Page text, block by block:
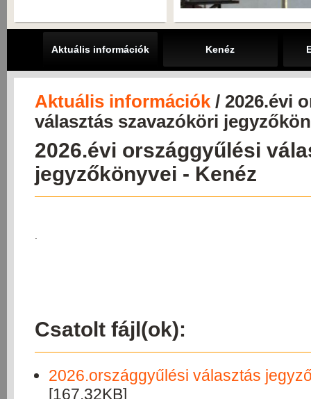
Aktuális információk Kenéz
Aktuális információk / 2026.évi
választás szavazóköri
2026.évi országgyűlési
jegyzőkönyvei - Kenéz
Csatolt fájl(ok):
2026.országgyűlési választás
[167,32KB]